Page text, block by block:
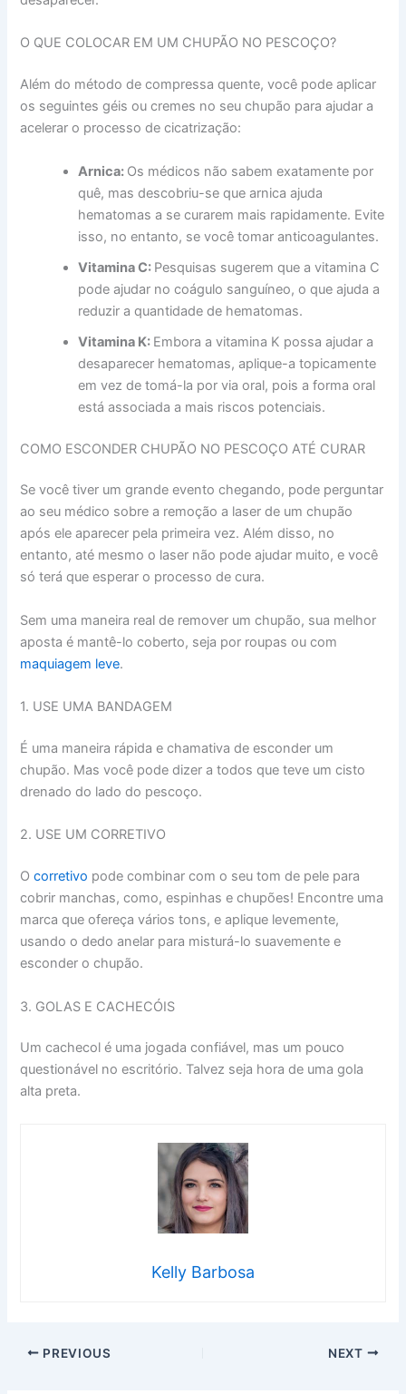
O QUE COLOCAR EM UM CHUPÃO NO PESCOÇO?
Além do método de compressa quente, você pode aplicar
os seguintes géis ou cremes no seu chupão para ajudar a
acelerar o processo de cicatrização:
Arnica: Os médicos não sabem exatamente por
quê, mas descobriu-se que arnica ajuda
hematomas a se curarem mais rapidamente. Evite
isso, no entanto, se você tomar anticoagulantes.
Vitamina C: Pesquisas sugerem que a vitamina C
pode ajudar no coágulo sanguíneo, o que ajuda a
reduzir a quantidade de hematomas.
Vitamina K: Embora a vitamina K possa ajudar a
desaparecer hematomas, aplique-a topicamente
em vez de tomá-la por via oral, pois a forma oral
está associada a mais riscos potenciais.
COMO ESCONDER CHUPÃO NO PESCOÇO ATÉ CURAR
Se você tiver um grande evento chegando, pode perguntar
ao seu médico sobre a remoção a laser de um chupão
após ele aparecer pela primeira vez. Além disso, no
entanto, até mesmo o laser não pode ajudar muito, e você
só terá que esperar o processo de cura.
Sem uma maneira real de remover um chupão, sua melhor
aposta é mantê-lo coberto, seja por roupas ou com
maquiagem leve.
1. USE UMA BANDAGEM
É uma maneira rápida e chamativa de esconder um
chupão. Mas você pode dizer a todos que teve um cisto
drenado do lado do pescoço.
2. USE UM CORRETIVO
Ocorretivo pode combinar com o seu tom de pele para
cobrir manchas, como, espinhas e chupões! Encontre uma
marca que ofereça vários tons, e aplique levemente,
usando o dedo anelar para misturá-lo suavemente e
esconder o chupão.
3. GOLAS E CACHECÓIS
Um cachecol é uma jogada confiável, mas um pouco
questionável no escritório. Talvez seja hora de uma gola
alta preta.
Kelly Barbosa
PREVIOUS NEXT